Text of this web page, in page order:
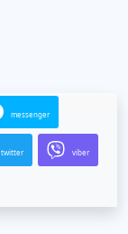
messenger
twitter viber